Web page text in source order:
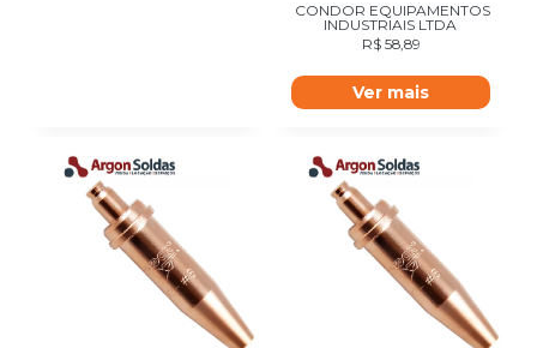
CONDOR EQUIPAMENTOS
INDUSTRIAIS LTDA
R$58,89
Ver mais